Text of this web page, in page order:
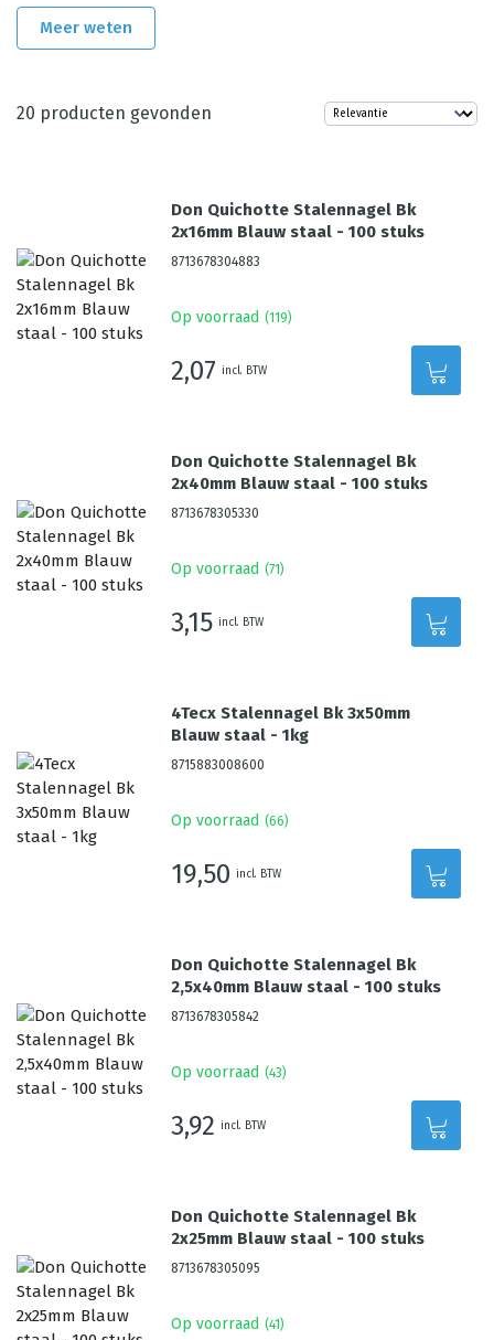
Meer weten
20 producten gevonden
Don Quichotte Stalennagel Bk
2x16mm Blauw staal - 100 stuks
8713678304883
Op voorraad (119)
2,07 incl. BTW
Don Quichotte Stalennagel Bk
2x40mm Blauw staal - 100 stuks
8713678305330
Op voorraad (71 )
3,15 incl. BTW
4Tecx Stalennagel Bk 3x50mm
Blauw staal - 1kg
8715883008600
Op voorraad (66)
19,50 incl. BTW
Don Quichotte Stalennagel Bk
2,5x40mm Blauw staal - 100 stuks
8713678305842
Op voorraad (43)
3,92 incl. BTW
Don Quichotte Stalennagel Bk
2x25mm Blauw staal - 100 stuks
8713678305095
Op voorraad (41 )